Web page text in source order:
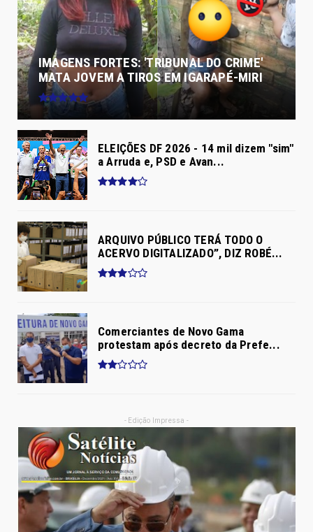
IMAGENS FORTES: 'TRIBUNAL DO CRIME'
MATA JOVEM A TIROS EM IGARAPÉ-MIRI
ELEIÇÕES DF 2026 - 14 mil dizem "sim"
a Arruda e, PSD e Avan...
ARQUIVO PÚBLICO TERÁ TODO O
ACERVO DIGITALIZADO”, DIZ ROBÉ...
Comerciantes de Novo Gama
protestam após decreto da Prefe...
- Edição Impressa -